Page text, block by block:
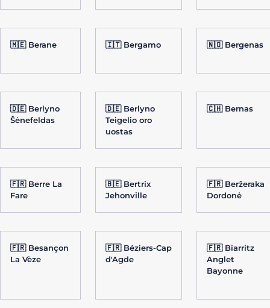
🇲🇪 Berane 🇮🇹 Bergamo 🇳🇴 Bergenas
🇩🇪 Berlyno
Šėnefeldas
🇩🇪 Berlyno
Teigelio oro
uostas
🇨🇭 Bernas
🇫🇷 Berre La
Fare
🇧🇪 Bertrix
Jehonville
🇫🇷 Beržeraka
Dordonė
🇫🇷 Besançon
La Vèze
🇫🇷 Béziers-Cap
d'Agde
🇫🇷 Biarritz
Anglet
Bayonne